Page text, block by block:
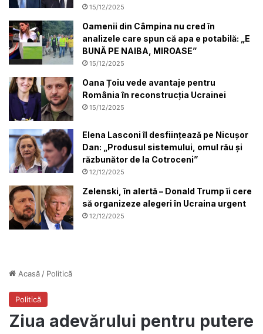
15/12/2025
Oamenii din Câmpina nu cred în
analizele care spun că apa e potabilă: „E
BUNĂ PE NAIBA, MIROASE”
15/12/2025
Oana Țoiu vede avantaje pentru
România în reconstrucția Ucrainei
15/12/2025
Elena Lasconi îl desființează pe Nicușor
Dan: „Produsul sistemului, omul rău și
răzbunător de la Cotroceni”
12/12/2025
Zelenski, în alertă – Donald Trump îi cere
să organizeze alegeri în Ucraina urgent
12/12/2025